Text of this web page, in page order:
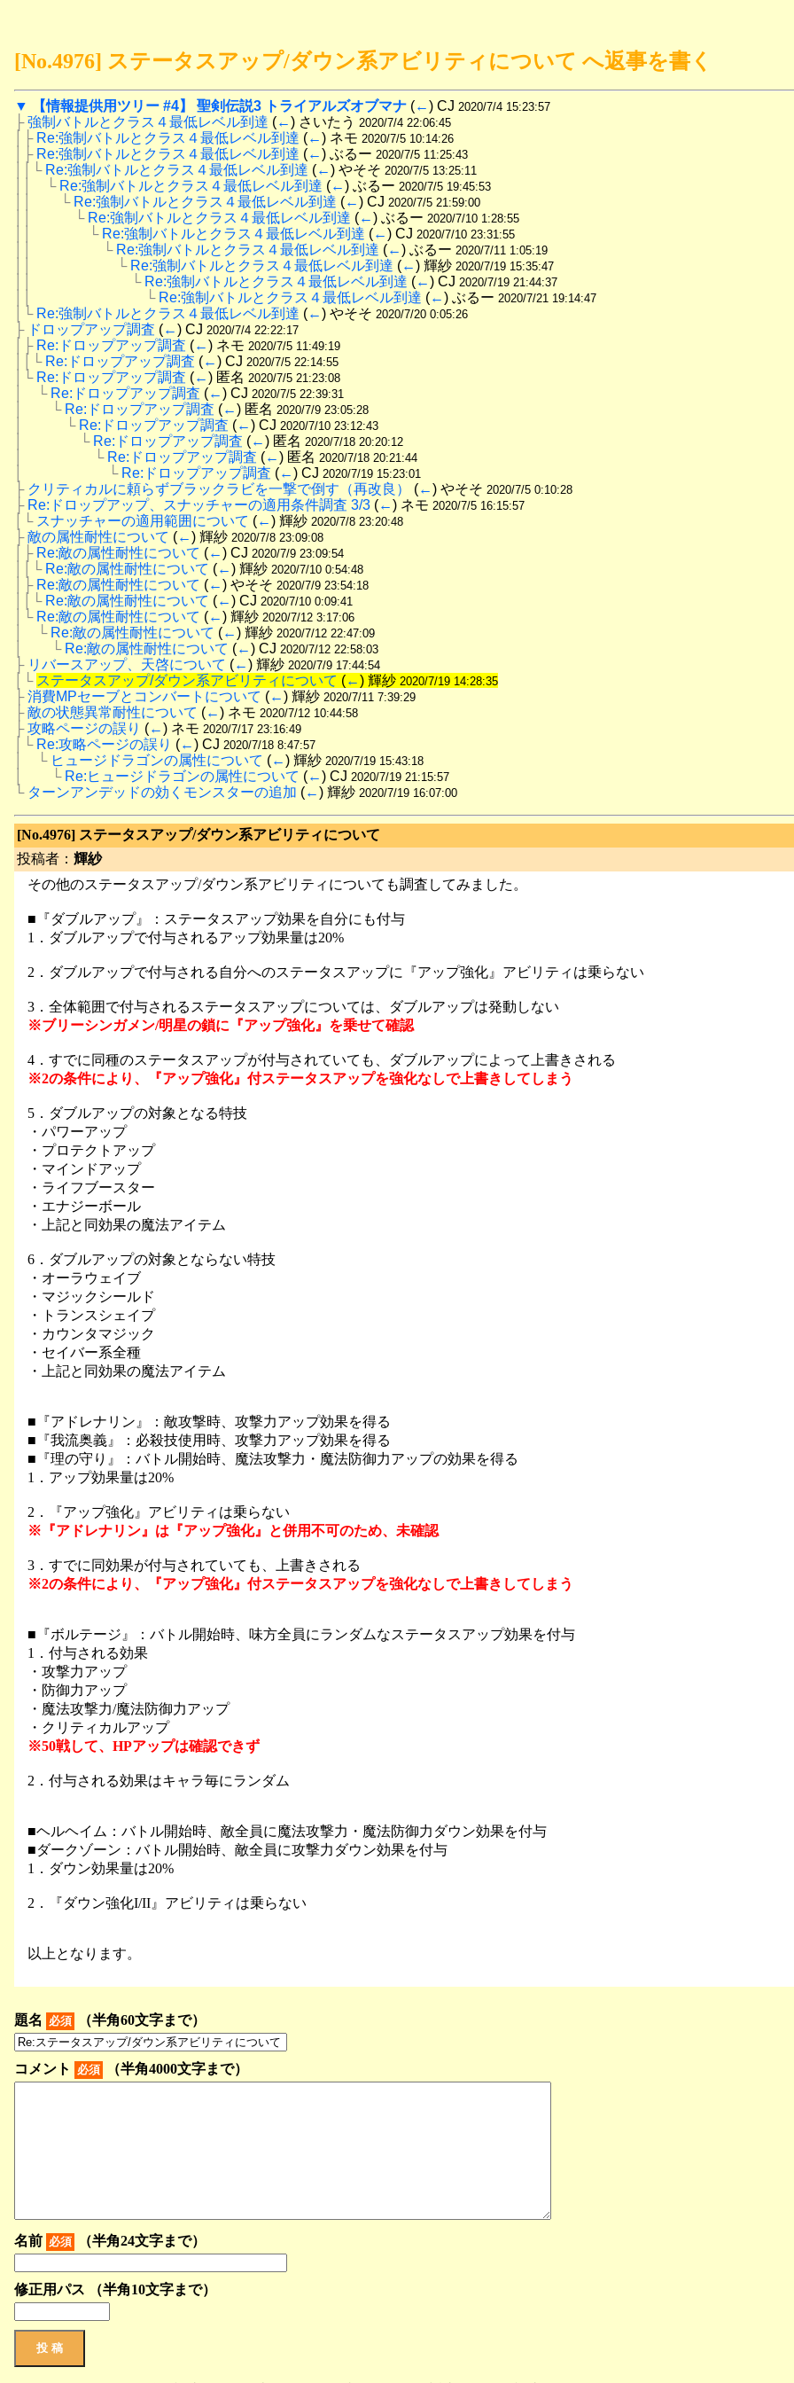
[No.4976] ステータスアップ/ダウン系アビリティについて へ返事を書く
▼ 【情報提供用ツリー #4】 聖剣伝説3 トライアルズオブマナ (←) CJ 2020/7/4 15:23:57
├ 強制バトルとクラス４最低レベル到達 (←) さいたう 2020/7/4 22:06:45
│├ Re:強制バトルとクラス４最低レベル到達 (←) ネモ 2020/7/5 10:14:26
│├ Re:強制バトルとクラス４最低レベル到達 (←) ぶるー 2020/7/5 11:25:43
││└ Re:強制バトルとクラス４最低レベル到達 (←) やそそ 2020/7/5 13:25:11
││　└ Re:強制バトルとクラス４最低レベル到達 (←) ぶるー 2020/7/5 19:45:53
││　　└ Re:強制バトルとクラス４最低レベル到達 (←) CJ 2020/7/5 21:59:00
││　　　└ Re:強制バトルとクラス４最低レベル到達 (←) ぶるー 2020/7/10 1:28:55
││　　　　└ Re:強制バトルとクラス４最低レベル到達 (←) CJ 2020/7/10 23:31:55
││　　　　　└ Re:強制バトルとクラス４最低レベル到達 (←) ぶるー 2020/7/11 1:05:19
││　　　　　　└ Re:強制バトルとクラス４最低レベル到達 (←) 輝紗 2020/7/19 15:35:47
││　　　　　　　└ Re:強制バトルとクラス４最低レベル到達 (←) CJ 2020/7/19 21:44:37
││　　　　　　　　└ Re:強制バトルとクラス４最低レベル到達 (←) ぶるー 2020/7/21 19:14:47
│└ Re:強制バトルとクラス４最低レベル到達 (←) やそそ 2020/7/20 0:05:26
├ ドロップアップ調査 (←) CJ 2020/7/4 22:22:17
│├ Re:ドロップアップ調査 (←) ネモ 2020/7/5 11:49:19
││└ Re:ドロップアップ調査 (←) CJ 2020/7/5 22:14:55
│└ Re:ドロップアップ調査 (←) 匿名 2020/7/5 21:23:08
│　└ Re:ドロップアップ調査 (←) CJ 2020/7/5 22:39:31
│　　└ Re:ドロップアップ調査 (←) 匿名 2020/7/9 23:05:28
│　　　└ Re:ドロップアップ調査 (←) CJ 2020/7/10 23:12:43
│　　　　└ Re:ドロップアップ調査 (←) 匿名 2020/7/18 20:20:12
│　　　　　└ Re:ドロップアップ調査 (←) 匿名 2020/7/18 20:21:44
│　　　　　　└ Re:ドロップアップ調査 (←) CJ 2020/7/19 15:23:01
├ クリティカルに頼らずブラックラビを一撃で倒す（再改良） (←) やそそ 2020/7/5 0:10:28
├ Re:ドロップアップ、スナッチャーの適用条件調査 3/3 (←) ネモ 2020/7/5 16:15:57
│└ スナッチャーの適用範囲について (←) 輝紗 2020/7/8 23:20:48
├ 敵の属性耐性について (←) 輝紗 2020/7/8 23:09:08
│├ Re:敵の属性耐性について (←) CJ 2020/7/9 23:09:54
││└ Re:敵の属性耐性について (←) 輝紗 2020/7/10 0:54:48
│├ Re:敵の属性耐性について (←) やそそ 2020/7/9 23:54:18
││└ Re:敵の属性耐性について (←) CJ 2020/7/10 0:09:41
│└ Re:敵の属性耐性について (←) 輝紗 2020/7/12 3:17:06
│　└ Re:敵の属性耐性について (←) 輝紗 2020/7/12 22:47:09
│　　└ Re:敵の属性耐性について (←) CJ 2020/7/12 22:58:03
├ リバースアップ、天啓について (←) 輝紗 2020/7/9 17:44:54
│└ ステータスアップ/ダウン系アビリティについて (←) 輝紗 2020/7/19 14:28:35
├ 消費MPセーブとコンバートについて (←) 輝紗 2020/7/11 7:39:29
├ 敵の状態異常耐性について (←) ネモ 2020/7/12 10:44:58
├ 攻略ページの誤り (←) ネモ 2020/7/17 23:16:49
│└ Re:攻略ページの誤り (←) CJ 2020/7/18 8:47:57
│　└ ヒュージドラゴンの属性について (←) 輝紗 2020/7/19 15:43:18
│　　└ Re:ヒュージドラゴンの属性について (←) CJ 2020/7/19 21:15:57
└ ターンアンデッドの効くモンスターの追加 (←) 輝紗 2020/7/19 16:07:00
[No.4976] ステータスアップ/ダウン系アビリティについて
投稿者： 輝紗
その他のステータスアップ/ダウン系アビリティについても調査してみました。
■『ダブルアップ』：ステータスアップ効果を自分にも付与
1．ダブルアップで付与されるアップ効果量は20%
2．ダブルアップで付与される自分へのステータスアップに『アップ強化』アビリティは乗らない
3．全体範囲で付与されるステータスアップについては、ダブルアップは発動しない
※ブリーシンガメン/明星の鎖に『アップ強化』を乗せて確認
4．すでに同種のステータスアップが付与されていても、ダブルアップによって上書きされる
※2の条件により、『アップ強化』付ステータスアップを強化なしで上書きしてしまう
5．ダブルアップの対象となる特技
・パワーアップ
・プロテクトアップ
・マインドアップ
・ライフブースター
・エナジーボール
・上記と同効果の魔法アイテム
6．ダブルアップの対象とならない特技
・オーラウェイブ
・マジックシールド
・トランスシェイプ
・カウンタマジック
・セイバー系全種
・上記と同効果の魔法アイテム
■『アドレナリン』：敵攻撃時、攻撃力アップ効果を得る
■『我流奥義』：必殺技使用時、攻撃力アップ効果を得る
■『理の守り』：バトル開始時、魔法攻撃力・魔法防御力アップの効果を得る
1．アップ効果量は20%
2．『アップ強化』アビリティは乗らない
※『アドレナリン』は『アップ強化』と併用不可のため、未確認
3．すでに同効果が付与されていても、上書きされる
※2の条件により、『アップ強化』付ステータスアップを強化なしで上書きしてしまう
■『ボルテージ』：バトル開始時、味方全員にランダムなステータスアップ効果を付与
1．付与される効果
・攻撃力アップ
・防御力アップ
・魔法攻撃力/魔法防御力アップ
・クリティカルアップ
※50戦して、HPアップは確認できず
2．付与される効果はキャラ毎にランダム
■ヘルヘイム：バトル開始時、敵全員に魔法攻撃力・魔法防御力ダウン効果を付与
■ダークゾーン：バトル開始時、敵全員に攻撃力ダウン効果を付与
1．ダウン効果量は20%
2．『ダウン強化I/II』アビリティは乗らない
以上となります。
題名 必須 （半角60文字まで）
コメント 必須 （半角4000文字まで）
名前 必須 （半角24文字まで）
修正用パス （半角10文字まで）